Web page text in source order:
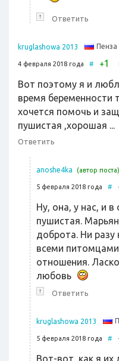
↑ Ответить
kruglashowa 2013 Пенза
4 февраля 2018 года # +1
Вот поэтому я и
время беременности
хочется помочь и
пушистая ,хорошая ...
Ответить
anoshe4ka (автор поста)
5 февраля 2018 года #
Ну, она, у нас, и
пушистая.
доброта. Ни разу
всеми
отношения.
любовь
↑ Ответить
kruglashowa 2013
5 февраля 2018 года #
Вот-вот ,как я их